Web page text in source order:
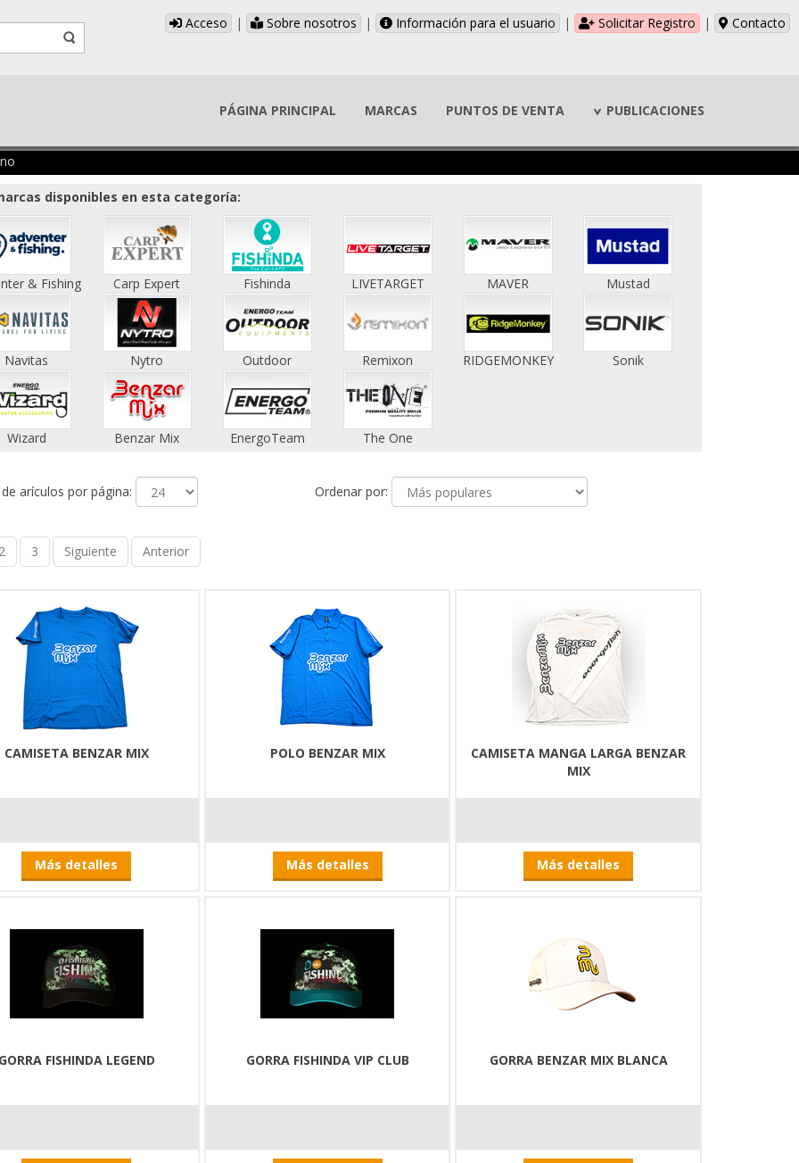
Acceso | Sobre nosotros | Información para el usuario | Solicitar Registro | Contacto
PÁGINA PRINCIPAL MARCAS PUNTOS DE VENTA PUBLICACIONES
disponibles en esta categoría:
& Fishing Carp Expert Fishinda LIVETARGET MAVER Mustad
Navitas Nytro Outdoor Remixon RIDGEMONKEY Sonik
Wizard Benzar Mix EnergoTeam The One
arículos por página: Ordenar por:
3 Siguiente Anterior
CAMISETA BENZAR MIX
Más detalles
POLO BENZAR MIX
Más detalles
CAMISETA MANGA LARGA BENZAR
MIX
Más detalles
FISHINDA LEGEND GORRA FISHINDA VIP CLUB GORRA BENZAR MIX BLANCA